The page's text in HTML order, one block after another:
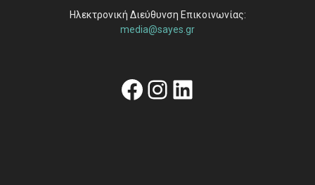
Ηλεκτρονική Διεύθυνση Επικοινωνίας:
media@sayes.gr
Facebook
Instagram
Linkedin